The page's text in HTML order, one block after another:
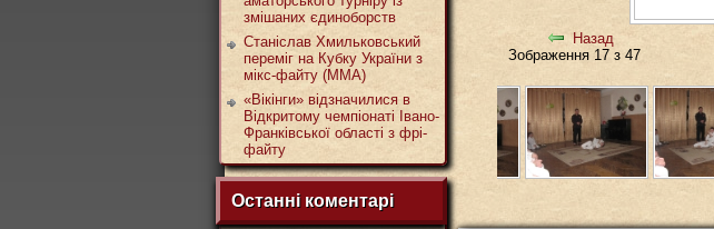
змішаних єдиноборств
Станіслав Хмильковський
переміг на Кубку України з
мікс-файту (ММА)
«Вікінги» відзначилися в
Відкритому чемпіонаті Івано-
Франківської області з фрі-
файту
Останні коментарі
Назад
Зображення 17 з 47